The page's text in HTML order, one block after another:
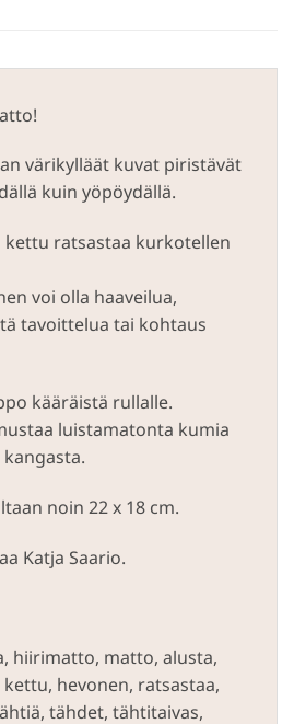
värikylläät kuvat piristävät
kuin yöpöydällä.
ratsastaa kurkotellen
voi olla haaveilua,
tavoittelua tai kohtaus
kääräistä rullalle.
luistamatonta kumia
noin 22 x 18 cm.
Katja Saario.
hiirimatto, matto, alusta,
hevonen, ratsastaa,
tähdet, tähtitaivas,